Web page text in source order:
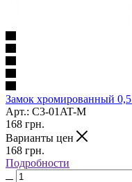
Замок хромированный
Арт.: C3-01AT-M
168 грн.
Варианты цен
168 грн.
Подробности